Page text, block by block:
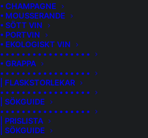
• CHAMPAGNE
• MOUSSERANDE
• SÖTT VIN
• PORTVIN
• EKOLOGISKT VIN
• • • • • • • • • • • • • • • • •
• GRAPPA
• • • • • • • • • • • • • • • • •
| FLASKSTORLEKAR
• • • • • • • • • • • • • • • • •
| SÖKGUIDE
• • • • • • • • • • • • • • • • •
| PRISLISTA
| SÖKGUIDE